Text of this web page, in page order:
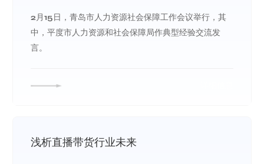
2月15日，青岛市人力资源社会保障工作会议举行，其
中，平度市人力资源和社会保障局作典型经验交流发
言。
浅析直播带货行业未来